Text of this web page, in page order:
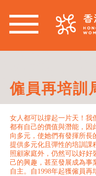
僱員再培訓
女人都可以撐起一片天！我
都有自己的價值與潛能，因
向多元，使她們有發揮所長
提供多元化且彈性的培訓課
照顧家庭外，仍然可以好好
己的興趣，甚至發展成為事
自主。自1998年起獲僱員再